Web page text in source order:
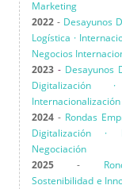
Marketing
2022- Desayunos
Logística ·
Negocios
2023- Desayunos
Digitalización
Internacionalización
2024- Rondas
Digitalización ·
Negociación
2025-
Sostenibilidad e